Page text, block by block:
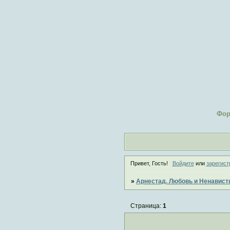
Привет, Гость! Войдитеили
»Арнестад. Любовь и
Страница:1